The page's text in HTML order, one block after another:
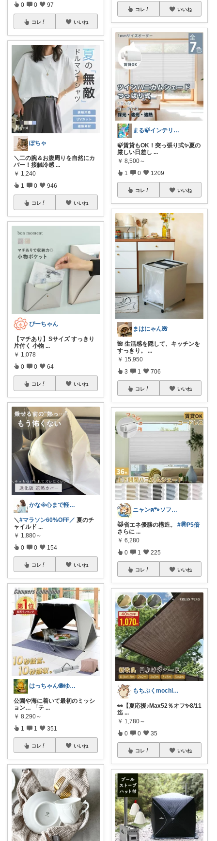
0 0 97
コレ いいね
ぽちゃ
＼二の腕＆お腹周りを自然にカ
バー！接触冷感 ...
￥ 1,240
1 0 946
コレ いいね
ぴーちゃん
【マチあり】Sサイズ すっきり
片付く 小物 ...
￥ 1,078
0 0 64
コレ いいね
かな𖧷心まで軽くなる暮らしの記録🌿
＼#マラソン60%OFF／ 夏のチ
ャイルド ...
￥ 1,880～
0 0 154
コレ いいね
はっちゃん🐝ゆるレビュー
公園や海に着いて最初のミッシ
ョン… 「テ ...
￥ 8,290～
1 1 351
コレ いいね
コレ いいね
まる🍃インテリア×くらし
🍃賃貸もOK！突っ張り式✨夏の
厳しい日差し ...
￥ 8,500～
1 0 1209
コレ いいね
まはにゃん🌺
🌺 生活感を隠して、キッチンを
すっきり。 ...
￥ 15,950
3 1 706
コレ いいね
ニャンฅ🐾ソファでくつろぐ猫🐱💕
🐱省エネ優勝の構造。 #🉐P5倍
さらに ...
￥ 6,280
0 1 225
コレ いいね
もちぷくmochipuku☘️8日感謝
👀【夏応援♪Max52％オフ✨️8/11
迄 ...
￥ 1,780～
0 0 35
コレ いいね